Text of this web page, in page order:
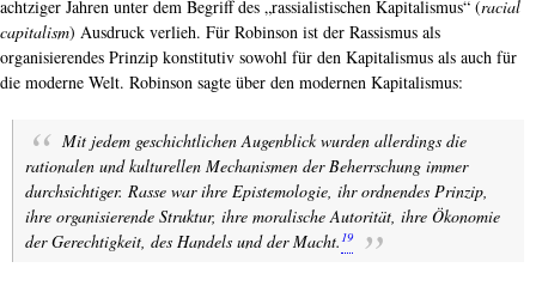
achtziger Jahren unter dem Begriff des „rassialistischen Kapitalismus“ (racial
capitalism) Ausdruck verlieh. Für Robinson ist der Rassismus als
organisierendes Prinzip konstitutiv sowohl für den Kapitalismus als auch für
die moderne Welt. Robinson sagte über den modernen Kapitalismus:
Mit jedem geschichtlichen Augenblick wurden allerdings die
rationalen und kulturellen Mechanismen der Beherrschung immer
durchsichtiger. Rasse war ihre Epistemologie, ihr ordnendes Prinzip,
ihre organisierende Struktur, ihre moralische Autorität, ihre Ökonomie
der Gerechtigkeit, des Handels und der Macht. 19